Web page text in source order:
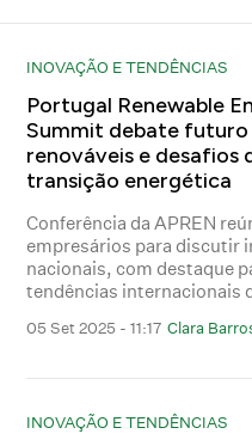
INOVAÇÃO E TENDÊNCIAS
Portugal Renewable
Summit debate futuro
renováveis e desafios
transição energética
Conferência da APREN
empresários para discutir
nacionais, com destaque
tendências internacionais
05 Set 2025 - 11:17 Clara
INOVAÇÃO E TENDÊNCIAS